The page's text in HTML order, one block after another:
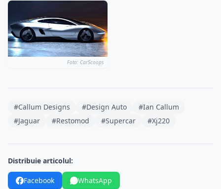
Foto: CarScoops
#Callum Designs #Design Auto
#Ian Callum
#Jaguar
#Restomod #Supercar #Xj220
Distribuie articolul:
Facebook WhatsApp